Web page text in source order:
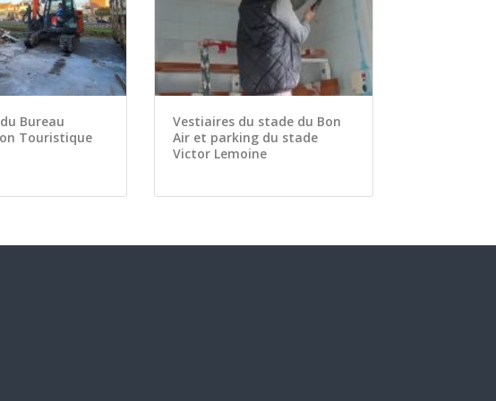
Bureau
Touristique
Vestiaires du stade du Bon
Air et parking du stade
Victor Lemoine